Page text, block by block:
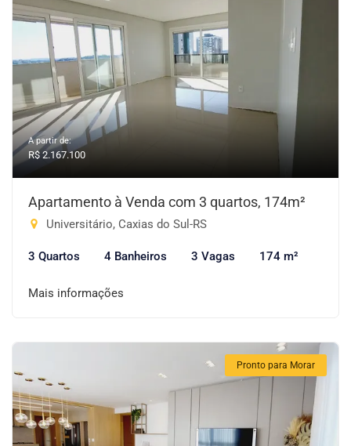
A partir de:
R$ 2.167.100
Apartamento à Venda com 3 quartos, 174m²
Universitário, Caxias do Sul-RS
3 Quartos 4 Banheiros 3 Vagas 174 m²
Mais informações
Pronto para Morar